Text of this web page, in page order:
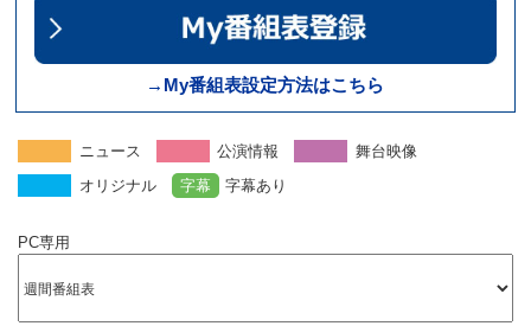
→My番組表設定方法はこちら
ニュース 公演情報
舞台映像
オリジナル
字幕 字幕あり
PC専用